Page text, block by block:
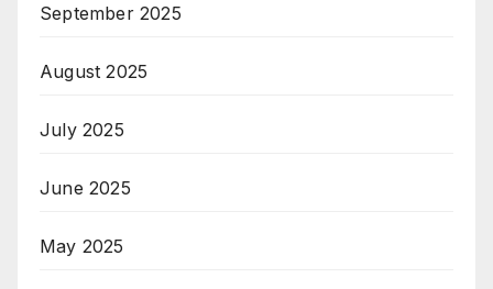
September 2025
August 2025
July 2025
June 2025
May 2025